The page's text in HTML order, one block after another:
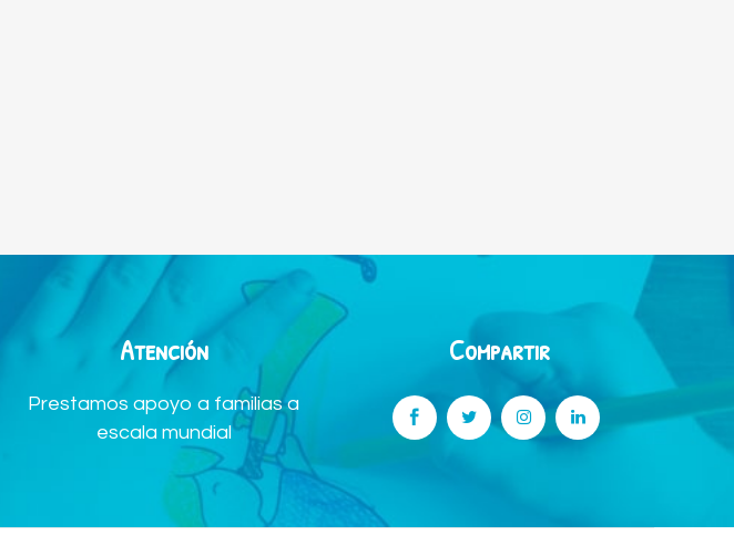
Atención
Prestamos apoyo a familias a
escala mundial
Compartir